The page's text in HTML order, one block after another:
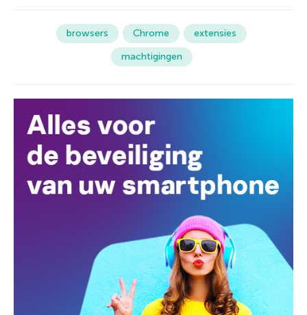
browsers Chrome
extensies
machtigingen